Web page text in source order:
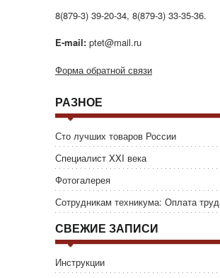
8(879-3) 39-20-34, 8(879-3) 33-35-36.
E-mail: ptet@mail.ru
Форма обратной связи
РАЗНОЕ
Сто лучших товаров России
Специалист XXI века
Фотогалерея
Сотрудникам техникума: Оплата
СВЕЖИЕ ЗАПИСИ
Инструкции